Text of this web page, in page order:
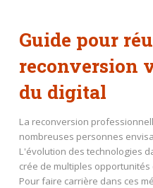
Guide pour
reconversion
du digital
La reconversion
nombreuses personnes
L'évolution des technologies
crée de multiples
Pour faire carrière dans ces